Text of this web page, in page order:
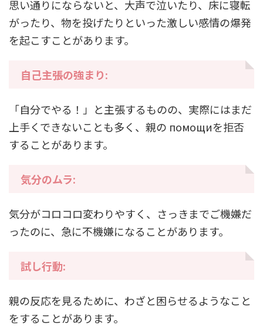
思い通りにならないと、大声で泣いたり、床に寝転
がったり、物を投げたりといった激しい感情の爆発
を起こすことがあります。
自己主張の強まり:
「自分でやる！」と主張するものの、実際にはまだ
上手くできないことも多く、親の помощиを拒否
することがあります。
気分のムラ:
気分がコロコロ変わりやすく、さっきまでご機嫌だ
ったのに、急に不機嫌になることがあります。
試し行動:
親の反応を見るために、わざと困らせるようなこと
をすることがあります。